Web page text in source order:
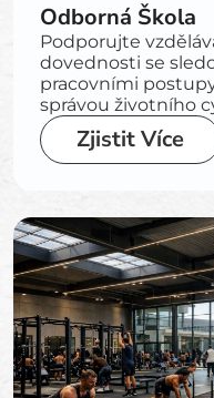
Odborná Škola
Podporujte
dovednosti se
pracovními
správou životního
Zjistit Více